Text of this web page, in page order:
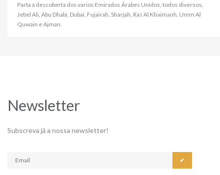
Parta à descoberta dos vários Emirados Árabes Unidos, todos diversos,
Jebel Ali, Abu Dhabi, Dubai, Fujairah, Sharjah, Ras Al Khaimanh, Umm Al
Quwain e Ajman.
Newsletter
Subscreva já a nossa newsletter!
✔